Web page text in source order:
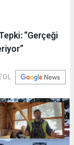
“Gerçeği
OL